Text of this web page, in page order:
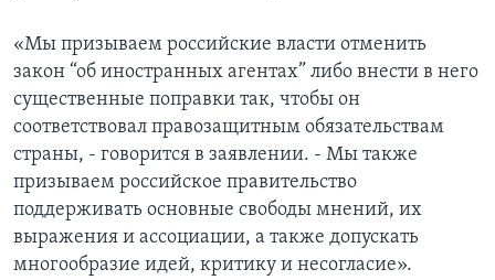
«Мы призываем российские власти отменить
закон “об иностранных агентах” либо внести в него
существенные поправки так, чтобы он
соответствовал правозащитным обязательствам
страны, - говорится в заявлении. - Мы также
призываем российское правительство
поддерживать основные свободы мнений, их
выражения и ассоциации, а также допускать
многообразие идей, критику и несогласие».